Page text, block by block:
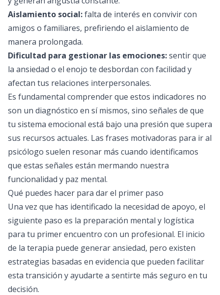
Aislamiento social:falta de interés en convivir con
amigos o familiares, prefiriendo el aislamiento de
manera prolongada.
Dificultad para gestionar las emociones:sentir que
la ansiedad o el enojo te desbordan con facilidad y
afectan tus relaciones interpersonales.
Es fundamental comprender que estos indicadores no
son un diagnóstico en sí mismos, sino señales de que
tu sistema emocional está bajo una presión que supera
sus recursos actuales. Las frases motivadoras para ir al
psicólogo suelen resonar más cuando identificamos
que estas señales están mermando nuestra
funcionalidad y paz mental.
Qué puedes hacer para dar el primer paso
Una vez que has identificado la necesidad de apoyo, el
siguiente paso es la preparación mental y logística
para tu primer encuentro con un profesional. El inicio
de la terapia puede generar ansiedad, pero existen
estrategias basadas en evidencia que pueden facilitar
esta transición y ayudarte a sentirte más seguro en tu
decisión.